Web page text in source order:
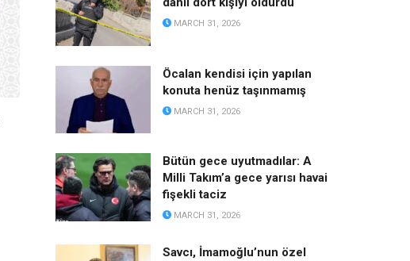
MARCH 31, 2026
Öcalan kendisi için yapılan
konuta henüz taşınmamış
MARCH 31, 2026
Bütün gece uyutmadılar: A
Milli Takım’a gece yarısı havai
fişekli taciz
MARCH 31, 2026
Savcı, İmamoğlu’nun özel